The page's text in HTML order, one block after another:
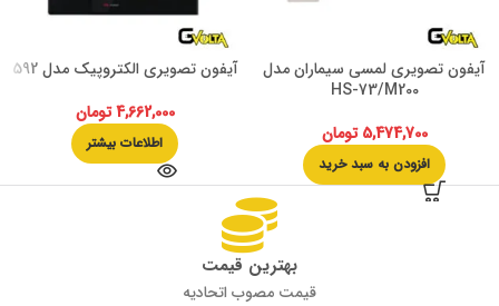
آیفون تصویری لمسی سیماران مدل
HS-73/M200
5,474,700 تومان
افزودن به سبد خرید
آیفون تصویری الکتروپیک مدل 592
4,662,000 تومان
اطلاعات بیشتر
بهترین قیمت
قیمت مصوب اتحادیه